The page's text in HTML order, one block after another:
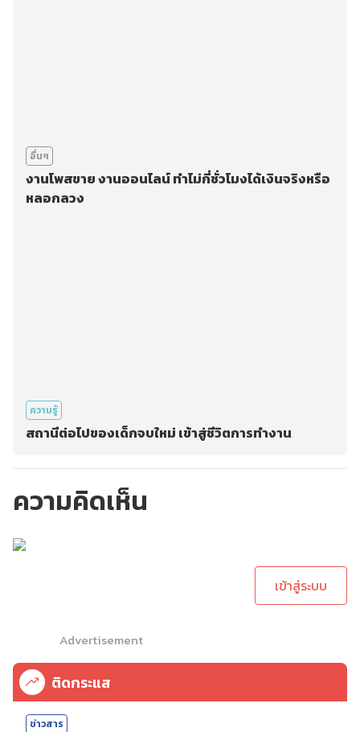
อื่นๆ
งานโพสขาย งานออนไลน์ ทำไม่กี่ชั่วโมงได้เงินจริงหรือ
หลอกลวง
ความรู้
สถานีต่อไปของเด็กจบใหม่ เข้าสู่ชีวิตการทำงาน
ความคิดเห็น
เข้าสู่ระบบ
Advertisement
ติดกระแส
ข่าวสาร